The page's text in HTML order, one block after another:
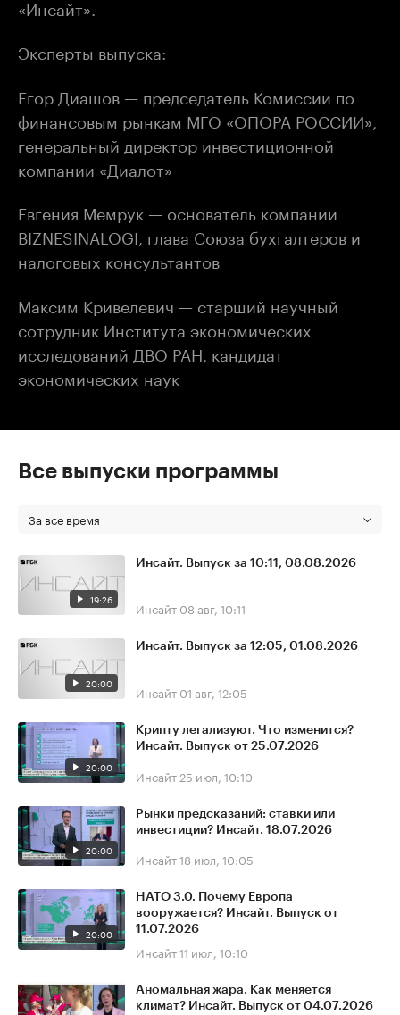
«Инсайт».
Эксперты выпуска:
Егор Диашов — председатель Комиссии по
финансовым рынкам МГО «ОПОРА РОССИИ»,
генеральный директор инвестиционной
компании «Диалот»
Евгения Мемрук — основатель компании
BIZNESINALOGI, глава Союза бухгалтеров и
налоговых консультантов
Максим Кривелевич — старший научный
сотрудник Института экономических
исследований ДВО РАН, кандидат
экономических наук
Все выпуски программы
За все время
19:26
Инсайт. Выпуск за 10:11, 08.08.2026
Инсайт 08 авг, 10:11
20:00
Инсайт. Выпуск за 12:05, 01.08.2026
Инсайт 01 авг, 12:05
20:00
Крипту легализуют. Что изменится?
Инсайт. Выпуск от 25.07.2026
Инсайт 25 июл, 10:10
20:00
Рынки предсказаний: ставки или
инвестиции? Инсайт. 18.07.2026
Инсайт18 июл, 10:05
20:00
НАТО 3.0. Почему Европа
вооружается? Инсайт. Выпуск от
11.07.2026
Инсайт11 июл, 10:10
Аномальная жара. Как меняется
климат? Инсайт. Выпуск от 04.07.2026